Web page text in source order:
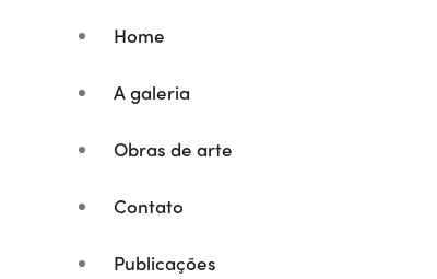
Home
A galeria
Obras de arte
Contato
Publicações